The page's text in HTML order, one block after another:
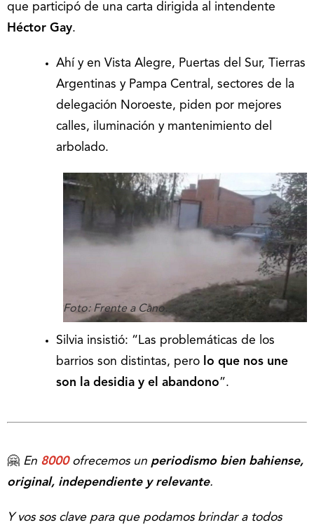
que participó de una carta dirigida al intendente
Héctor Gay.
Ahí y en Vista Alegre, Puertas del Sur, Tierras
Argentinas y Pampa Central, sectores de la
delegación Noroeste, piden por mejores
calles, iluminación y mantenimiento del
arbolado.
Foto: Frente a Cano.
Silvia insistió: “Las problemáticas de los
barrios son distintas, pero lo que nos une
son la desidia y el abandono”.
🤗 En 8000ofrecemos un periodismo bien bahiense,
original, independiente y relevante.
Y vos sos clave para que podamos brindar a todos